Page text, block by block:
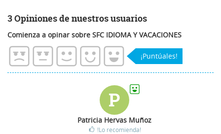
3 Opiniones de nuestros usuarios
Comienza a opinar sobre SFC IDIOMA Y VACACIONES
¡Puntúales!
P
Patricia Hervas Muñoz
!Lo recomienda!